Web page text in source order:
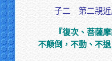
子二 第二親近
『復次、菩薩
不顛倒，不動、不